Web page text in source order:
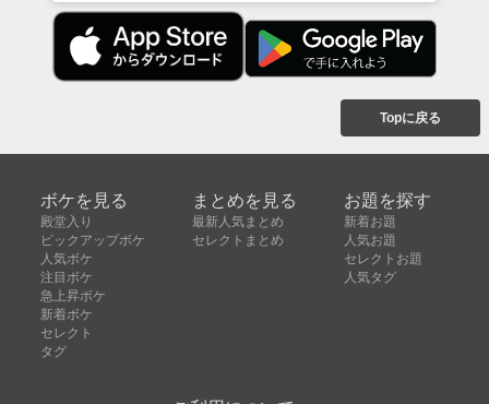
Topに戻る
ボケを見る
殿堂入り
ピックアップボケ
人気ボケ
注目ボケ
急上昇ボケ
新着ボケ
セレクト
タグ
まとめを見る
最新人気まとめ
セレクトまとめ
お題を探す
新着お題
人気お題
セレクトお題
人気タグ